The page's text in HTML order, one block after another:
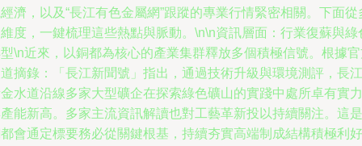
濟，以及“長江有色金屬網”跟蹤的專業行情緊密相關。下面從
度，一鍵梳理這些熱點與脈動。\n\n資訊層面：行業復蘇與綠
\n近來，以銅都為核心的產業集群釋放多個積極信號。根據
摘錄：「長江新聞號」指出，通過技術升級與環境測評，長江
水道沿線多家大型礦企在探索綠色礦山的實踐中處所卓有實力
能新高。多家主流資訊解讀也對工藝革新投以持續關注。這是
會通定標要務必從關鍵根基，持續夯實高端制成結構積極利好